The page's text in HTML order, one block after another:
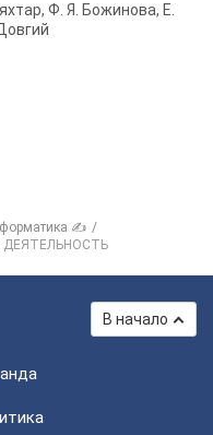
Ф. Я. Божинова, Е.
✍
ДЕЯТЕЛЬНОСТЬ
В начало